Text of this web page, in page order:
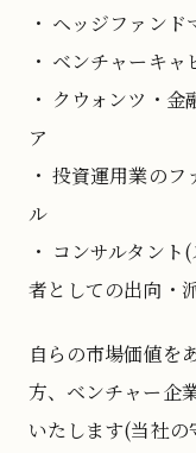
・ ヘッジファン
・ ベンチャーキ
・ クウォンツ・
ア
・ 投資運用業の
ル
・ コンサルタン
者としての出向・
自らの市場価値を
方、ベンチャー企
いたします(当社